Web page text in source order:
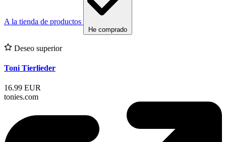
A la tienda de productos
He comprado
Deseo superior
Toni Tierlieder
16.99 EUR
tonies.com